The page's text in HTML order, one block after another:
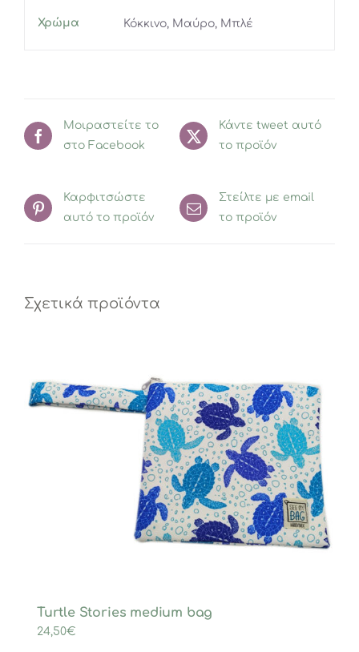
Χρώμα Κόκκινο, Μαύρο, Μπλέ
Μοιραστείτε το
στο Facebook
Κάντε tweet αυτό
το προϊόν
Καρφιτσώστε
αυτό το προϊόν
Στείλτε με email
το προϊόν
Σχετικά προϊόντα
Turtle Stories medium bag
24,50€